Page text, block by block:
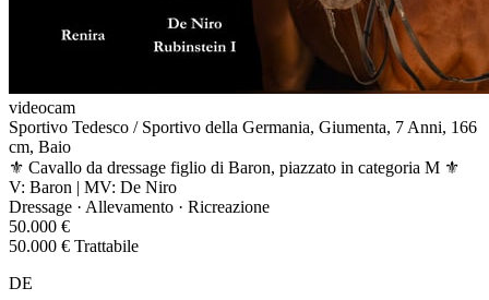
videocam
Sportivo Tedesco / Sportivo della Germania, Giumenta, 7 Anni, 166
cm, Baio
⚜️ Cavallo da dressage figlio di Baron, piazzato in categoria M ⚜️
V: Baron | MV: De Niro
Dressage · Allevamento · Ricreazione
50.000 €
50.000 € Trattabile
DE